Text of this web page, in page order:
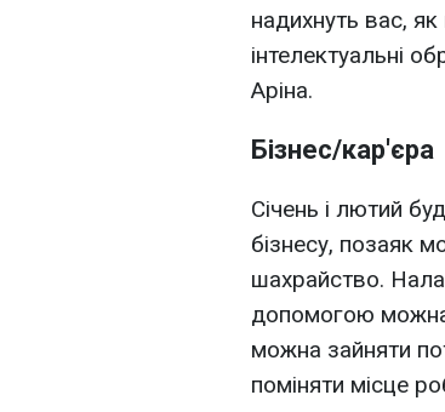
надихнуть вас,
інтелектуальні
Аріна.
Бізнес/кар'єра
Січень і лютий
бізнесу, позаяк
шахрайство.
допомогою можна
можна зайняти
поміняти місце